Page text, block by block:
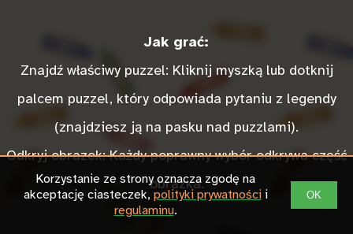
Jak grać:
Znajdź właściwy puzzel: Kliknij myszką lub dotknij
palcem puzzel, który odpowiada pytaniu z legendy
(znajdziesz ją na pasku nad puzzlami).
Odkryj obrazek: Każdy poprawny wybór odkrywa część
obrazka.
Korzystanie ze strony oznacza zgodę na
akceptację ciasteczek, polityki prywatnościi
regulaminu.
OK